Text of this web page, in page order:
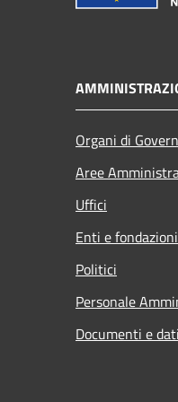
Organi di
Aree
Uffici
Enti e fondazioni
Politici
Personale
Documenti e dati